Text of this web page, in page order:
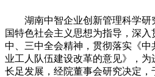
湖南中智企业创新管理科学研
国特色社会主义思想为指导，深
中、三中全会精神，贯彻落实《
业工人队伍建设改革的意见》，
长足发展，经院董事会研究决定，